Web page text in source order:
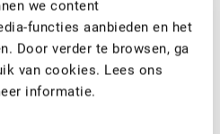
we content
functies aanbieden en het
Door verder te browsen, ga
van cookies. Lees ons
informatie.
in het najaar van 2020.